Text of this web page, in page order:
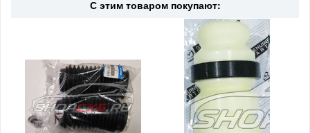
С этим товаром покупают: